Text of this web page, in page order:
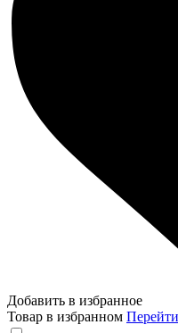
Добавить в избранное
Товар в избранном